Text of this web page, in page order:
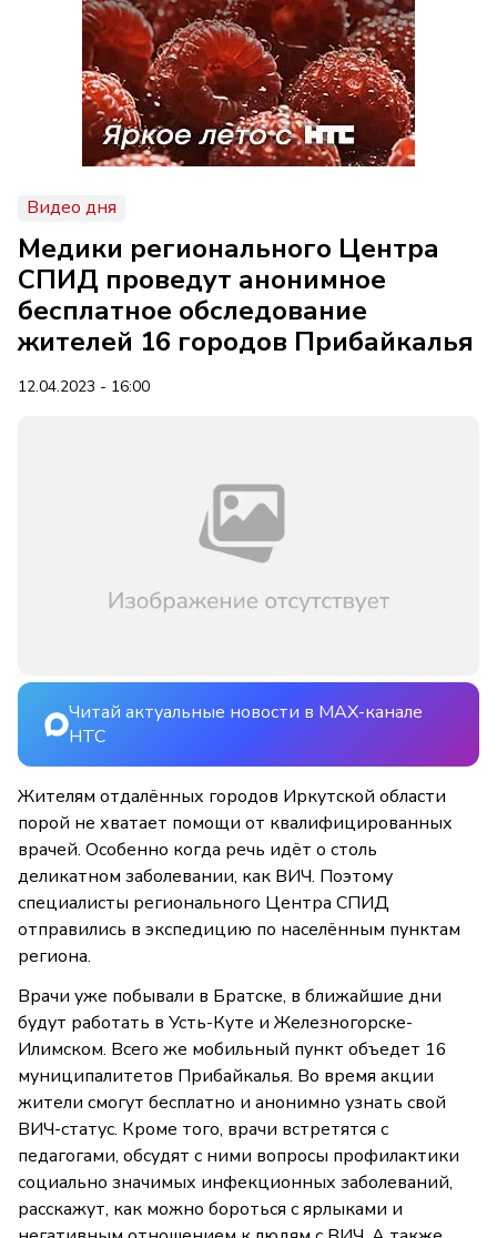
Видео дня
Медики регионального Центра
СПИД проведут анонимное
бесплатное обследование
жителей 16 городов Прибайкалья
12.04.2023 - 16:00
Читай актуальные новости в MAX-канале
НТС
Жителям отдалённых городов Иркутской области
порой не хватает помощи от квалифицированных
врачей. Особенно когда речь идёт о столь
деликатном заболевании, как ВИЧ. Поэтому
специалисты регионального Центра СПИД
отправились в экспедицию по населённым пунктам
региона.
Врачи уже побывали в Братске, в ближайшие дни
будут работать в Усть-Куте и Железногорске-
Илимском. Всего же мобильный пункт объедет 16
муниципалитетов Прибайкалья. Во время акции
жители смогут бесплатно и анонимно узнать свой
ВИЧ-статус. Кроме того, врачи встретятся с
педагогами, обсудят с ними вопросы профилактики
социально значимых инфекционных заболеваний,
расскажут, как можно бороться с ярлыками и